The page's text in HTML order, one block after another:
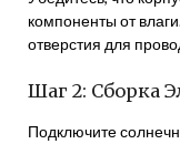
компоненты от
отверстия для
Шаг 2: Сборка
Подключите